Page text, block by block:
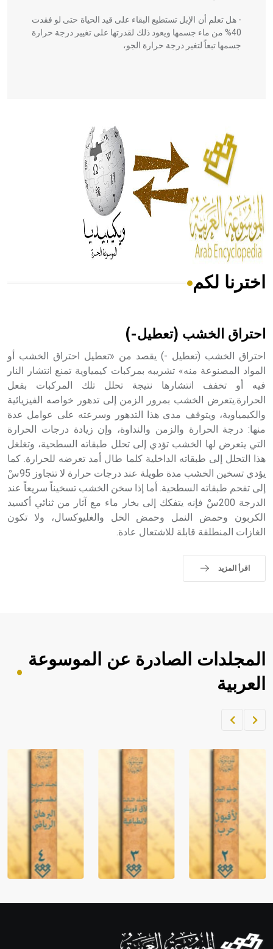
- هل تعلم أن الإبل تستطيع البقاء على قيد الحياة حتى لو فقدت
40% من ماء جسمها ويعود ذلك لقدرتها على تغيير درجة حرارة
جسمها تبعاً لتغير درجة حرارة الجو،
الحكم، الأدلة، تنظيم التغذية، ورسالته في جروح الرأس. ويعود
له الفضل بأنه حرر الطب من الدين والفلسفة.
- هل تعلم أن المرجان إفراز حيواني يتكون في البحر ويتركب
من مادة كربونات الكلسيوم، وهو أحمر أو شديد الحمرة وهو
أجود أنواعه، ويمتاز بكبر الحجم ويسمى الش
هل تعلم أن الأبسيد كلمة فرنسية اللفظ تم اعتمادها مصطلحاً
- هل تعلم أن أبجر Abgar اسم معروف جيداً يعود إلى عدد من
الملوك الذين حكموا مدينة إديسا (الرها) من أبجر الأول وحتى
التاسع، وهم ينتسبون إلى أسرة أوسروين
- هل تعلم أن الأبجدية الكنعانية تتألف من /22/ علامة كتابية
sign تكتب منفصلة غير متصلة، وتعتمد المبدأ الأكوروفوني،
حيث تقتصر القيمة الصوتية للعلامة الك
اخترنا لكم
احتراق الخشب (تعطيل-)
احتراق الخشب (تعطيل -) يقصد من «تعطيل احتراق الخشب أو
المواد المصنوعة منه» تشريبه بمركبات كيمياوية تمنع انتشار النار
فيه أو تخفف انتشارها نتيجة تحلل تلك المركبات بفعل
الحرارة.يتعرض الخشب بمرور الزمن إلى تدهور خواصه الفيزيائية
والكيمياوية، ويتوقف مدى هذا التدهور وسرعته على عوامل عدة
منها: درجة الحرارة والزمن والنداوة، وإن زيادة درجات الحرارة
التي يتعرض لها الخشب تؤدي إلى تحلل طبقاته السطحية، وتغلغل
هذا التحلل إلى طبقاته الداخلية كلما طال أمد تعرضه للحرارة. كما
يؤدي تسخين الخشب مدة طويلة عند درجات حرارة لا تتجاوز 95سْ
إلى تفحم طبقاته السطحية. أما إذا سخن الخشب تسخيناً سريعاً عند
الدرجة 200سْ فإنه يتفكك إلى بخار ماء مع آثار من ثنائي أكسيد
الكربون وحمض النمل وحمض الخل والغليوكسال، ولا تكون
الغازات المنطلقة قابلة للاشتعال عادة.
اقرأ المزيد
المجلدات الصادرة عن الموسوعة
العربية